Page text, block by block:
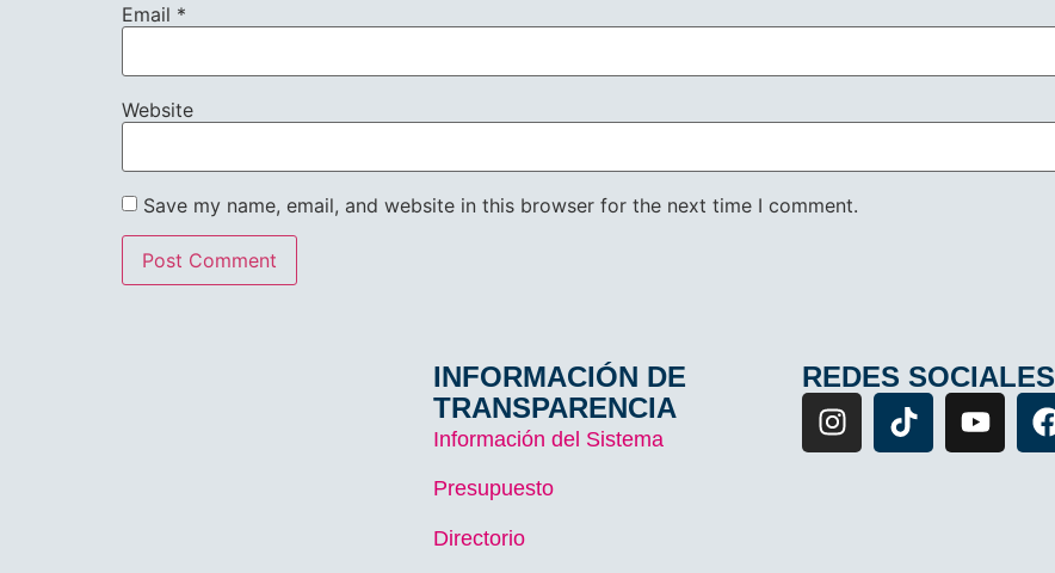
Email *
Website
Save my name, email, and website in this browser for the next time I comment.
INFORMACIÓN DE
TRANSPARENCIA
Información del Sistema
Presupuesto
Directorio
REDES SOCIALES